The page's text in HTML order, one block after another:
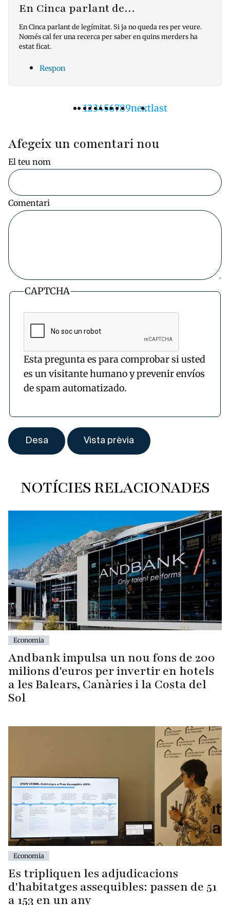
En Cinca parlant de…
En Cinca parlant de legímitat. Si ja no queda res per veure.
Només cal fer una recerca per saber en quins merders ha
estat ficat.
Respon
Pàgina
1Pàgina
2Pàgina
3Pàgina
4Pàgina
5Pàgina
6Pàgina
7Pàgina
8Pàgina
9Pàgina
nextÚltima
last
Afegeix un comentari nou
El teu nom
Comentari
CAPTCHA
Esta pregunta es para comprobar si usted
es un visitante humano y prevenir envíos
de spam automatizado.
NOTÍCIES RELACIONADES
Economia
Andbank impulsa un nou fons de 200
milions d'euros per invertir en hotels
a les Balears, Canàries i la Costa del
Sol
Economia
Es tripliquen les adjudicacions
d'habitatges assequibles: passen de 51
a 153 en un any